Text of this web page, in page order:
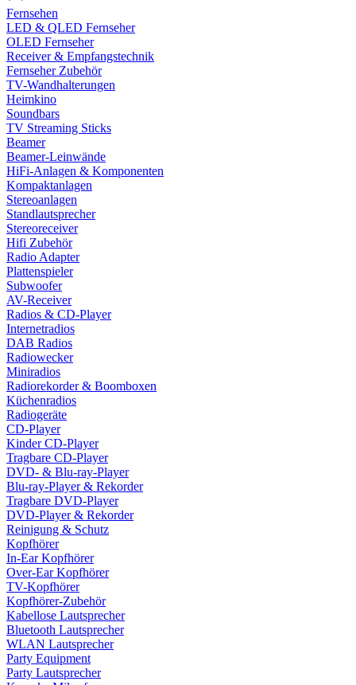
Fernsehen
LED & QLED Fernseher
OLED Fernseher
Receiver & Empfangstechnik
Fernseher Zubehör
TV-Wandhalterungen
Heimkino
Soundbars
TV Streaming Sticks
Beamer
Beamer-Leinwände
HiFi-Anlagen & Komponenten
Kompaktanlagen
Stereoanlagen
Standlautsprecher
Stereoreceiver
Hifi Zubehör
Radio Adapter
Plattenspieler
Subwoofer
AV-Receiver
Radios & CD-Player
Internetradios
DAB Radios
Radiowecker
Miniradios
Radiorekorder & Boomboxen
Küchenradios
Radiogeräte
CD-Player
Kinder CD-Player
Tragbare CD-Player
DVD- & Blu-ray-Player
Blu-ray-Player & Rekorder
Tragbare DVD-Player
DVD-Player & Rekorder
Reinigung & Schutz
Kopfhörer
In-Ear Kopfhörer
Over-Ear Kopfhörer
TV-Kopfhörer
Kopfhörer-Zubehör
Kabellose Lautsprecher
Bluetooth Lautsprecher
WLAN Lautsprecher
Party Equipment
Party Lautsprecher